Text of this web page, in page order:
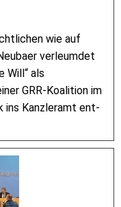
wie auf
verleumdet
Will“ als
GRR-Koalition im
ins Kanzleramt ent-